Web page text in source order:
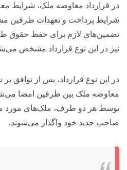
در قرارداد معاوضه ملک، شرایط
شرایط پرداخت و تعهدات طرفین
تضمین‌های لازم برای حفظ حقوق
نیز در این نوع قرارداد مشخص
در این نوع قرارداد، پس از توافق
معاوضه ملک بین طرفین امضا
توسط هر دو طرف، ملک‌های مورد
صاحب جدید خود واگذار می‌شوند.